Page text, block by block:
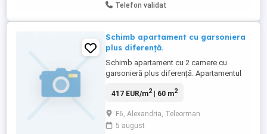
Telefon validat
Schimb apartament cu garsoniera
plus diferență.
Schimb apartament cu 2 camere cu
garsonieră plus diferență. Apartamentul
F6, centrala proprie , gresie, faianță,
417 EUR/m2| 60 m2
F6, Alexandria, Teleorman
5 august